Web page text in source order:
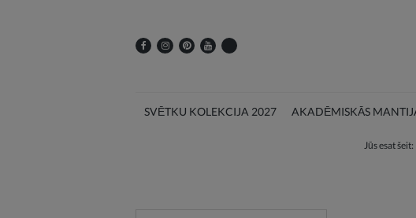
SVĒTKU KOLEKCIJA 2027 AKADĒMISKĀS
Jūs esat šeit: